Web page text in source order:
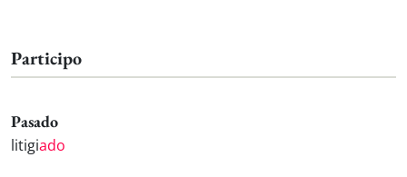
Participo
Pasado
litigiado